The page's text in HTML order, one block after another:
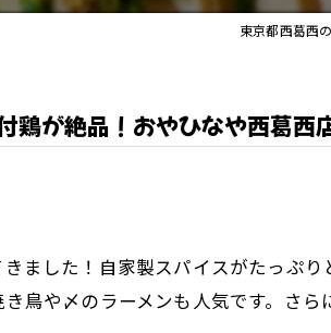
東京都西葛西
鶏が絶品！おやひなや西葛西
ました！自家製スパイスがたっぷ
鳥や〆のラーメンも人気です。さ